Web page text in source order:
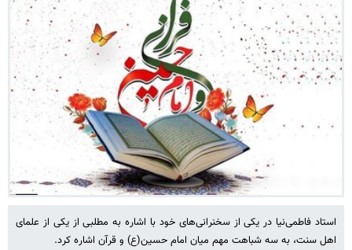
استاد فاطمی‌نیا در یکی از سخنرانی‌های خود با اشاره به مطلبی از یکی از علمای
اهل سنت، به سه شباهت مهم میان امام حسین(ع) و قرآن اشاره کرد.